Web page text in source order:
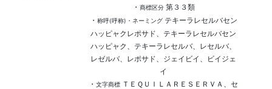
・ 商標区分第３３類
・ 称呼(呼称)・ネーミングテキーラレセルバセン
ハッピャクレポサド、テキーラレセルバセン
ハッピャク、テキーラレセルバ、レセルバ、
レゼルバ、レポサド、ジェイビイ、ビイジェ
イ
・ 文字商標 ＴＥＱＵＩＬＡＲＥＳＥＲＶＡ、セ